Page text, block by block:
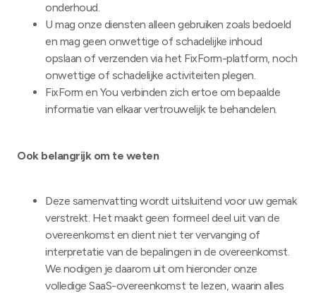
onderhoud.
U mag onze diensten alleen gebruiken zoals bedoeld
en mag geen onwettige of schadelijke inhoud
opslaan of verzenden via het FixForm-platform, noch
onwettige of schadelijke activiteiten plegen.
FixForm en You verbinden zich ertoe om bepaalde
informatie van elkaar vertrouwelijk te behandelen.
Ook belangrijk om te weten
Deze samenvatting wordt uitsluitend voor uw gemak
verstrekt. Het maakt geen formeel deel uit van de
overeenkomst en dient niet ter vervanging of
interpretatie van de bepalingen in de overeenkomst.
We nodigen je daarom uit om hieronder onze
volledige SaaS-overeenkomst te lezen, waarin alles